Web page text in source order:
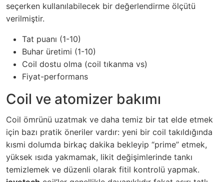
seçerken kullanılabilecek bir değerlendirme ölçütü
verilmiştir.
Tat puanı (1-10)
Buhar üretimi (1-10)
Coil dostu olma (coil tıkanma vs)
Fiyat-performans
Coil ve atomizer bakımı
Coil ömrünü uzatmak ve daha temiz bir tat elde etmek
için bazı pratik öneriler vardır: yeni bir coil takıldığında
kısmi dolumda birkaç dakika bekleyip “prime” etmek,
yüksek ısıda yakmamak, likit değişimlerinde tankı
temizlemek ve düzenli olarak fitil kontrolü yapmak.